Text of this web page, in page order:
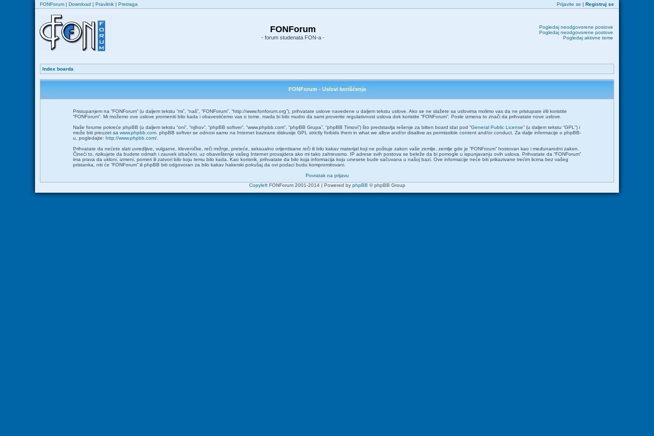
FONForum | Download | Pravilnik | Pretraga Prijavite se | Registruj se
FONForum
- forum studenata FON-a -
Pogledaj neodgovorene postove
Pogledaj neodgovorene postove
Pogledaj aktivne teme
Index boarda
FONForum - Uslovi korišćenja
Pristupanjem na “FONForum” (u daljem tekstu “mi”, “naš”, “FONForum”, “http://www.fonforum.org”), prihvatate uslove navedene u daljem tekstu uslove. Ako se ne slažete sa uslovima molimo vas da ne pristupate i/ili koristite
“FONForum”. Mi možemo ove uslove promeniti bilo kada i obavestićemo vas o tome, mada bi bilo mudro da sami proverite regulativnost uslova dok koristite “FONForum”. Posle izmena to znači da prihvatate nove uslove.
Naše forume pokreće phpBB (u daljem tekstu “oni”, “njihov”, “phpBB softver”, “www.phpbb.com”, “phpBB Grupa”, “phpBB Timovi”) što predstavlja rešenje za bilten board idat pod “General Public License” (u daljem tekstu “GPL”) i
može biti preuzet sa www.phpbb.com. phpBB softver se odnosi samo na Internet bazirane diskusije GPL strictly forbids them in what we allow and/or disallow as permissible content and/or conduct. Za dalje informacije o phpBB-
u, pogledajte: http://www.phpbb.com/.
Prihvatate da nećete slati uvredljive, vulgarne, kleveničke, reči mržnje, preteće, seksualno orijentisane reči ili bilo kakav materijal koji ne poštuje zakon vaše zemlje, zemlje gde je “FONForum” hostovan kao i međunarodni zakon.
Čineći to, rizikujete da budete odmah i zauvek izbačeni, uz obaveštenje vašeg Internet provajdera ako mi tako zahtevamo. IP adrese svih postova se beleže da bi pomogle u ispunjavanju ovih uslova. Prihvatate da “FONForum”
ima prava da ukloni, izmeni, pomeri ili zatvori bilo koju temu bilo kada. Kao korisnik, prihvatate da bilo koja informacija koju unesete bude sačuvana u našoj bazi. Ove informacije neće biti prikazivane trećim licima bez vašeg
pristanka, niti će “FONForum” ili phpBB biti odgovoran za bilo kakav hakerski pokušaj da ovi podaci budu kompromitovani.
Povratak na prijavu
CopyleftFONForum 2001-2014 | Powered by phpBB © phpBB Group